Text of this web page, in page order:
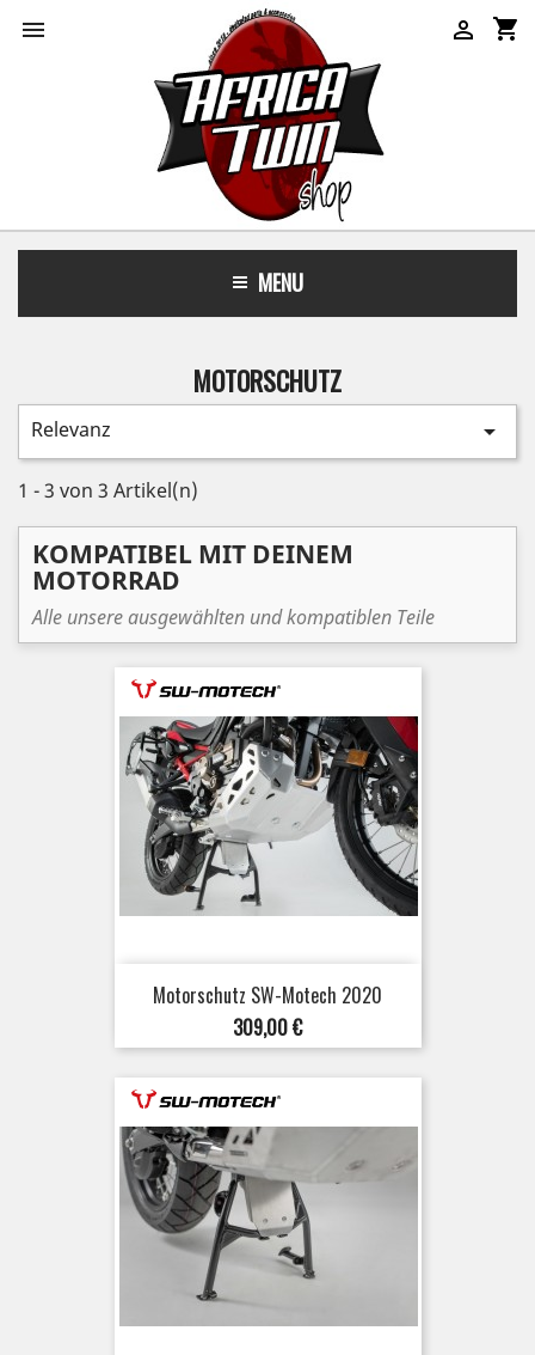
 shopping_cart

MENU
MOTORSCHUTZ
Relevanz 
1 - 3 von 3 Artikel(n)
KOMPATIBEL MIT DEINEM
MOTORRAD
Alle unsere ausgewählten und kompatiblen Teile
Motorschutz SW-Motech 2020
Preis
309,00 €